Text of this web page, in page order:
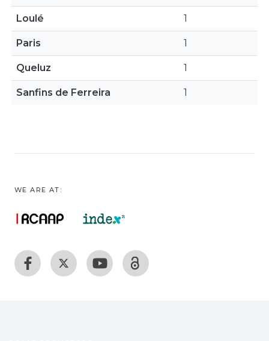
Loulé 1
Paris 1
Queluz 1
Sanfins de Ferreira 1
WE ARE AT: